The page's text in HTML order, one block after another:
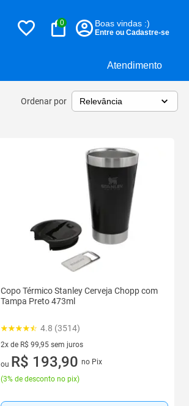
Atendimento
0 Boas vindas :)
Entre ou Cadastre-se
Ordenar por
Copo Térmico Stanley Cerveja Chopp com
Tampa Preto 473ml
4.8 (3514)
2x de R$ 99,95 sem juros
2 vez de R$ 99,95 sem juros
ou R$ 193,90 no Pix
(3% de desconto no pix)